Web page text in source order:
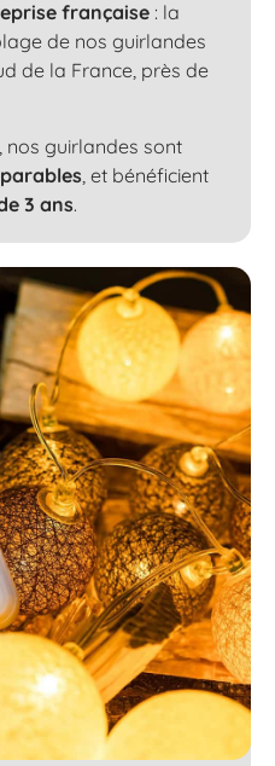
française : la
de nos guirlandes
de la France, près de
nos guirlandes sont
, et bénéficient
3 ans.